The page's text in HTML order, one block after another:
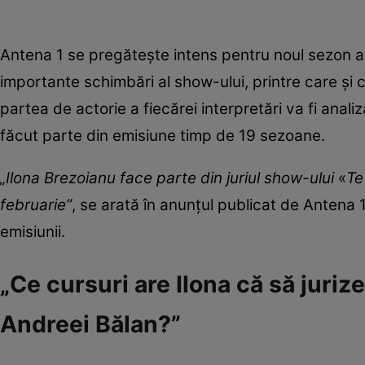
Antena 1 se pregătește intens pentru noul sezon
importante schimbări al show-ului, printre care și
partea de actorie a fiecărei interpretări va fi
făcut parte din emisiune timp de 19 sezoane.
„Ilona Brezoianu face parte din juriul show-ului «
februarie”, se arată în anunțul publicat de Antena
emisiunii.
„Ce cursuri are Ilona că să
Andreei Bălan?”